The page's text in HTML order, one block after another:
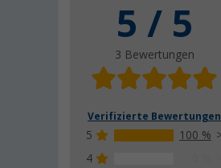
5 / 5
3 Bewertungen
Verifizierte Bewertungen
5
100 %
4